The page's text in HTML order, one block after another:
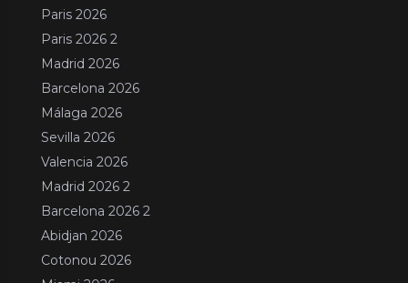
Paris 2026
Paris 2026 2
Madrid 2026
Barcelona 2026
Málaga 2026
Sevilla 2026
Valencia 2026
Madrid 2026 2
Barcelona 2026 2
Abidjan 2026
Cotonou 2026